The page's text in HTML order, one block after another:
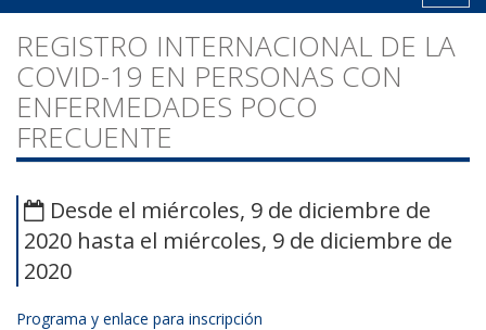
REGISTRO INTERNACIONAL DE LA
COVID-19 EN PERSONAS CON
ENFERMEDADES POCO
FRECUENTE
Desde el miércoles, 9 de diciembre de
2020 hasta el miércoles, 9 de diciembre de
2020
Programa y enlace para inscripción